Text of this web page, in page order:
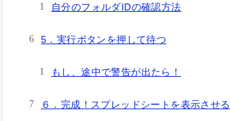
自分のフォルダIDの確認方法
5．実行ボタンを押して待つ
もし、途中で警告が出たら！
６．完成！スプレッドシートを表示させる